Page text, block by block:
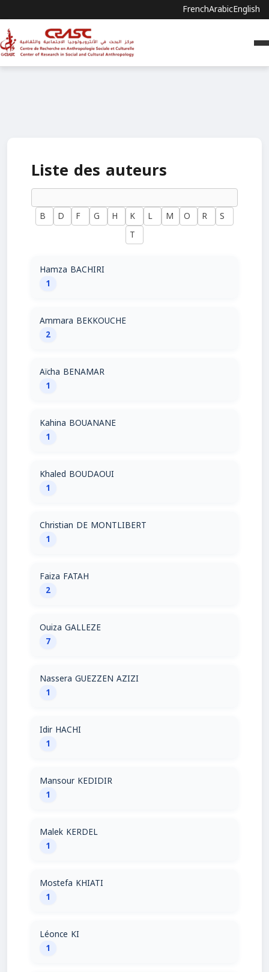
FrenchArabicEnglish
Liste des auteurs
B D F G H K L M O R
S
T
Hamza BACHIRI
1
Ammara BEKKOUCHE
2
Aïcha BENAMAR
1
Kahina BOUANANE
1
Khaled BOUDAOUI
1
Christian DE MONTLIBERT
1
Faiza FATAH
2
Ouiza GALLEZE
7
Nassera GUEZZEN AZIZI
1
Idir HACHI
1
Mansour KEDIDIR
1
Malek KERDEL
1
Mostefa KHIATI
1
Léonce KI
1